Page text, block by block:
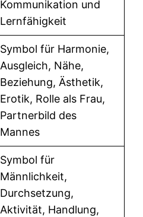
Kommunikation und
Lernfähigkeit
Symbol für Harmonie,
Ausgleich, Nähe,
Beziehung, Ästhetik,
Erotik, Rolle als Frau,
Partnerbild des
Mannes
Symbol für
Männlichkeit,
Durchsetzung,
Aktivität, Handlung,